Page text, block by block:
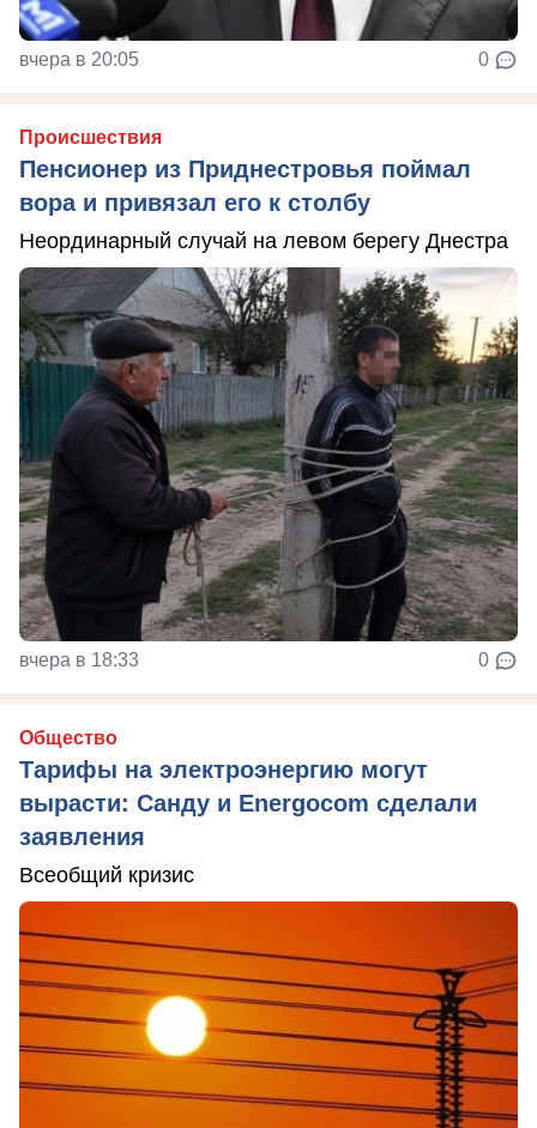
вчера в 20:05 0
Происшествия
Пенсионер из Приднестровья поймал
вора и привязал его к столбу
Неординарный случай на левом берегу Днестра
вчера в 18:33 0
Общество
Тарифы на электроэнергию могут
вырасти: Санду и Energocom сделали
заявления
Всеобщий кризис